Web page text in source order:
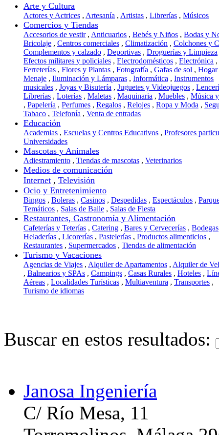
Arte y Cultura
Actores y Actrices , Artesanía , Artistas , Librerías , Músicos
Comercios y Tiendas
Accesorios de vestir, Anticuarios , Bebés y Niños , Bodas y
Bricolaje , Centros comerciales , Climatización , Colchones y
Complementos y calzado , Deportivas , Droguerías y Limpieza
Efectos militares y policiales , Electrodomésticos , Electrónica ,
Ferreterías , Flores y Plantas , Fotografía , Gafas de sol ,
Menaje , Iluminación y Lámparas , Informática , Instrumentos
musicales , Joyas y Bisutería , Juguetes y Videojuegos ,
Librerías , Loterías , Maletas , Maquinaria , Muebles , Música
, Papelería , Perfumes , Regalos , Relojes , Ropa y Moda ,
Tabaco , Telefonía , Venta de entradas
Educación
Academias , Escuelas y Centros Educativos , Profesores
Universidades
Mascotas y Animales
Adiestramiento , Tiendas de mascotas , Veterinarios
Medios de comunicación
Internet , Televisión
Ocio y Entretenimiento
Bingos , Boleras , Casinos , Despedidas , Espectáculos ,
Temáticos , Salas de Baile , Salas de Fiesta
Restaurantes, Gastronomía y Alimentación
Cafeterías y Teterías , Catering , Bares y Cervecerías , Bodegas
Heladerías , Licorerías , Pastelerías , Productos alimenticios ,
Restaurantes , Supermercados , Tiendas de alimentación
Turismo y Vacaciones
Agencias de Viajes , Alquiler de Apartamentos , Alquiler de
, Balnearios y SPAs , Campings , Casas Rurales , Hoteles ,
Aéreas , Localidades Turísticas , Multiaventura , Transportes ,
Turismo de idiomas
Buscar en estos resultados:
Janosa Ingeniería
C/ Río Mesa, 11